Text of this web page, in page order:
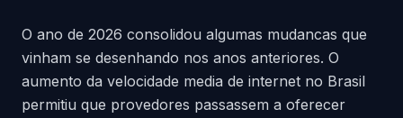
O ano de 2026 consolidou algumas mudancas que
vinham se desenhando nos anos anteriores. O
aumento da velocidade media de internet no Brasil
permitiu que provedores passassem a oferecer